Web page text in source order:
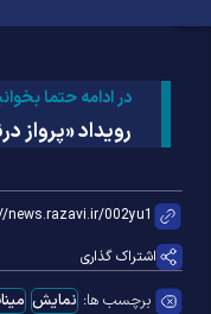
در ادامه حتما
رویداد «پرواز
اشتراک گذاری
برچسب ها: نمایش